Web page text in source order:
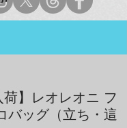
荷】レオレオニ フ
バッグ（立ち・這